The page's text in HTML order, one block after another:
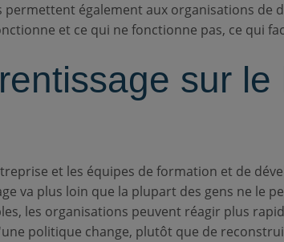
permettent également aux organisations de
et ce qui ne fonctionne pas, ce qui
sur le
et les équipes de formation et de
va plus loin que la plupart des gens ne le
les organisations peuvent réagir plus
politique change, plutôt que de